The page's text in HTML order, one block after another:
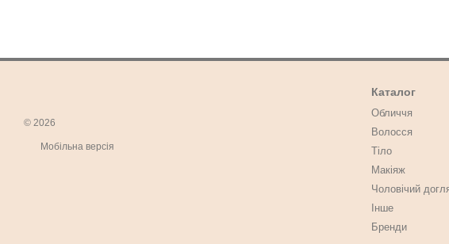
© 2026
Мобільна версія
Каталог
Обличчя
Волосся
Тіло
Макіяж
Чоловічий
Інше
Бренди